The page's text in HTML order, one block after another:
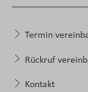
Termin
Rückruf
Kontakt